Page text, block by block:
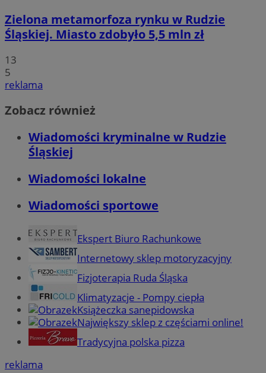
Zielona metamorfoza rynku w Rudzie
Śląskiej. Miasto zdobyło 5,5 mln zł
13
5
reklama
Zobacz również
Wiadomości kryminalne w Rudzie
Śląskiej
Wiadomości lokalne
Wiadomości sportowe
Ekspert Biuro Rachunkowe
Internetowy sklep motoryzacyjny
Fizjoterapia Ruda Śląska
Klimatyzacje - Pompy ciepła
Książeczka sanepidowska
Największy sklep z częściami online!
Tradycyjna polska pizza
reklama